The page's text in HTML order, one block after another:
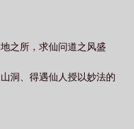
之所，求仙问道之风盛
洞、得遇仙人授以妙法的